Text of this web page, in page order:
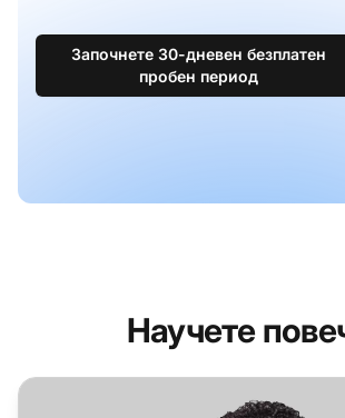
Започнете 30-дневен безплатен
пробен период
Научете
Софтуер за помощ за софтуерната и